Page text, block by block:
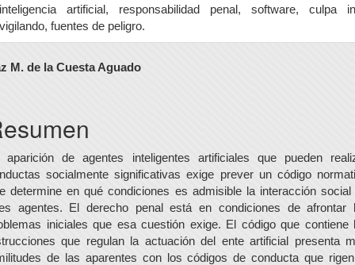
inteligencia artificial, responsabilidad penal, software, culpa in
vigilando, fuentes de peligro.
M. de la Cuesta Aguado
aparición de agentes inteligentes artificiales que pueden
socialmente significativas exige prever un código
determine en qué condiciones es admisible la interacción social
agentes. El derecho penal está en condiciones de afrontar
iniciales que esa cuestión exige. El código que contiene
que regulan la actuación del ente artificial presenta
de las aparentes con los códigos de conducta que